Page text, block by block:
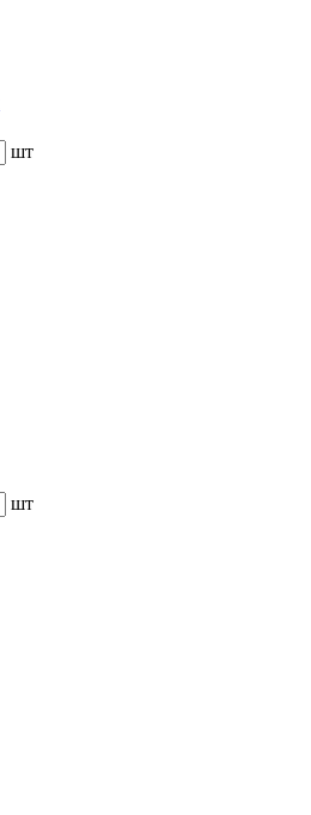
шт
шт